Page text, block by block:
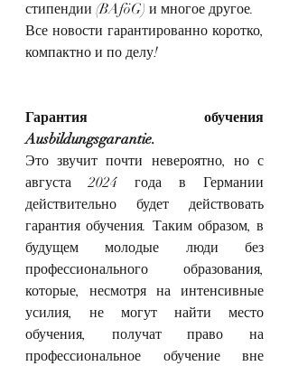
стипендии (BAföG) и многое другое.
Все новости гарантированно коротко,
компактно и по делу!
Гарантия обучения
Ausbildungsgarantie.
Это звучит почти невероятно, но с
августа 2024 года в Германии
действительно будет действовать
гарантия обучения. Таким образом, в
будущем молодые люди без
профессионального образования,
которые, несмотря на интенсивные
усилия, не могут найти место
обучения, получат право на
профессиональное обучение вне